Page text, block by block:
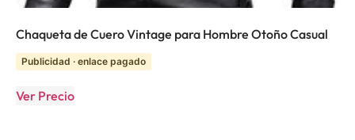
Chaqueta de Cuero Vintage para Hombre Otoño Casual
Publicidad · enlace pagado
Ver Precio